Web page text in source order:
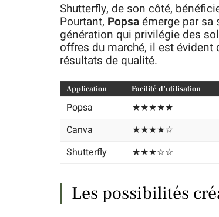
Shutterfly, de son côté,
Pourtant, Popsaémerge par
génération qui privilégie des
offres du marché, il est évident
résultats de qualité.
Application Facilité d’utilisation
Popsa ★★★★★
Canva
★★★★☆
Shutterfly
★★★☆☆
Les possibilités